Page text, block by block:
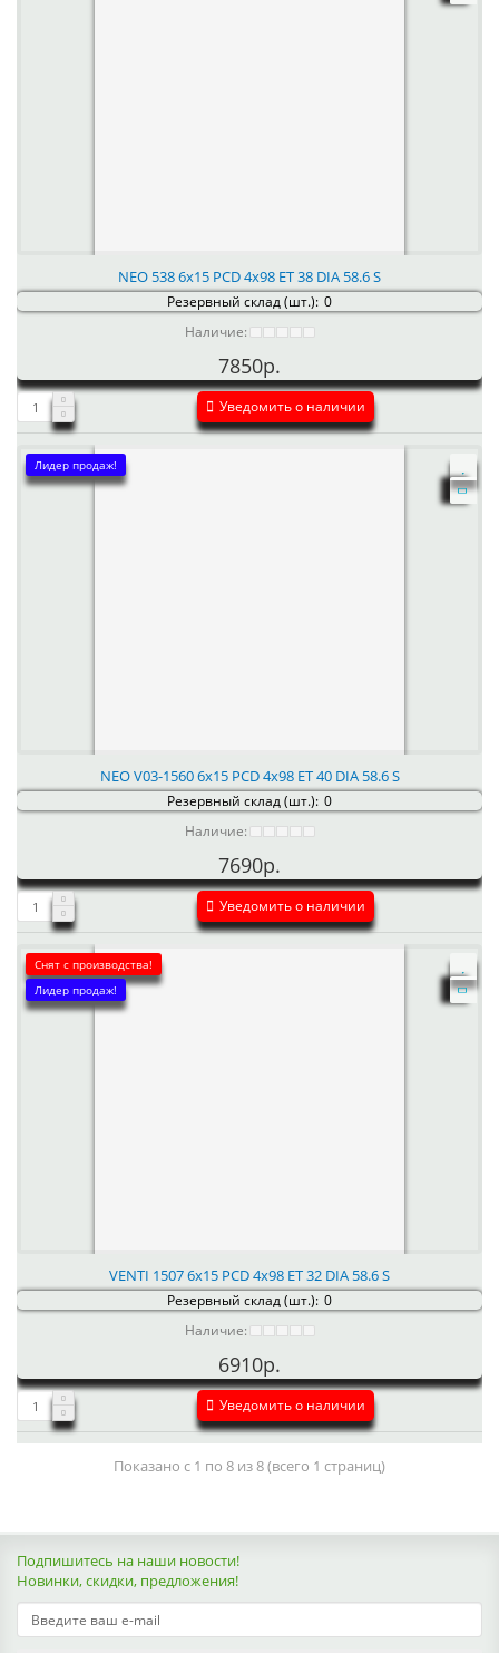
NEO 538 6x15 PCD 4x98 ET 38 DIA 58.6 S
Резервный склад (шт.): 0
Наличие:
7850р.
Уведомить о наличии
Лидер продаж!
NEO V03-1560 6x15 PCD 4x98 ET 40 DIA 58.6 S
Резервный склад (шт.): 0
Наличие:
7690р.
Уведомить о наличии
Снят с производства!
Лидер продаж!
VENTI 1507 6x15 PCD 4x98 ET 32 DIA 58.6 S
Резервный склад (шт.): 0
Наличие:
6910р.
Уведомить о наличии
Показано с 1 по 8 из 8 (всего 1 страниц)
Подпишитесь на наши новости!
Новинки, скидки, предложения!